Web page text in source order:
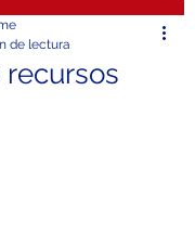
de lectura